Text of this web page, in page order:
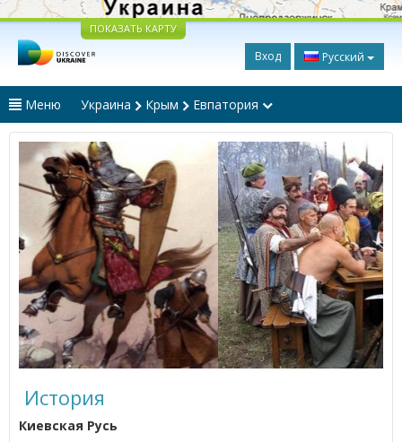
ПОКАЗАТЬ КАРТУ
Вход Русский
Меню Украина Крым Евпатория
История
Киевская Русь